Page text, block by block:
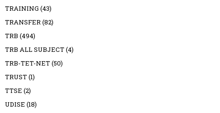
TRAINING (43)
TRANSFER(82)
TRB (494)
TRB ALL SUBJECT(4)
TRB-TET-NET(50)
TRUST(1)
TTSE (2)
UDISE (18)